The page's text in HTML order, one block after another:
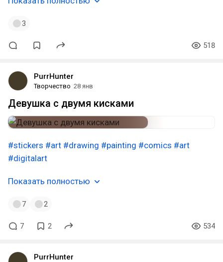
3
518
PurrHunter
Творчество 28 янв
Девушка с двумя кисками
#stickers #art #drawing #painting #comics #art
#digitalart
Показать полностью
7 2
7 2 534
PurrHunter